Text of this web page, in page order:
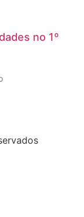
no 1º